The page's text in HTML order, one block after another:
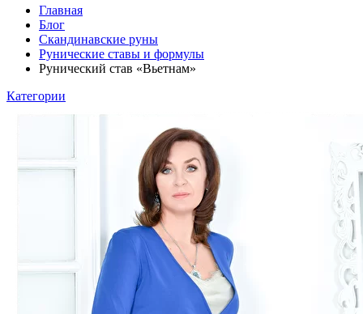
Главная
Блог
Скандинавские руны
Рунические ставы и формулы
Рунический став «Вьетнам»
Категории